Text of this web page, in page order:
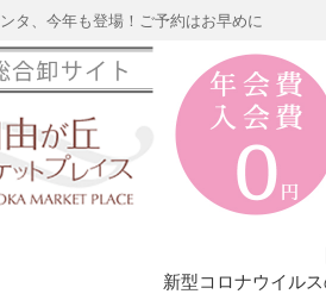
タ、今年も登場！ご予約はお早めに
新型コロナウイル